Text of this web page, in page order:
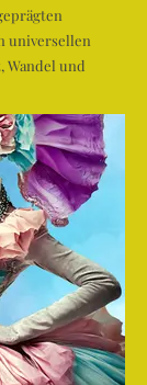
universellen
Wandel und